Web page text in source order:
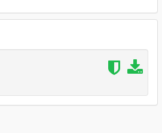
V/mods/update/x64/dlcpacks.
Auto
common/data/dlclist.xml) and add a
To spawn the car, you can use any
Folder Directory